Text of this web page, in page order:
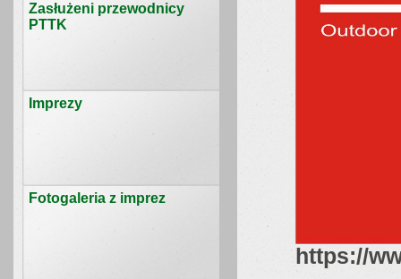
Zasłużeni przewodnicy
PTTK
Imprezy
Fotogaleria z imprez
https://